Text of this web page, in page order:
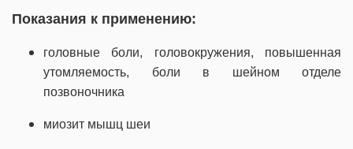
Показания к применению:
головные боли, головокружения, повышенная
утомляемость, боли в шейном отделе
позвоночника
миозит мышц шеи